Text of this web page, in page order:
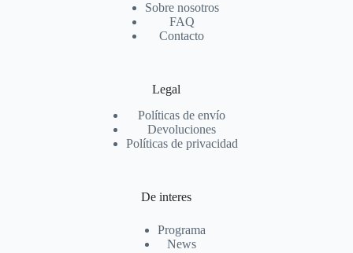
Sobre nosotros
FAQ
Contacto
Legal
Políticas de envío
Devoluciones
Políticas de privacidad
De interes
Programa
News